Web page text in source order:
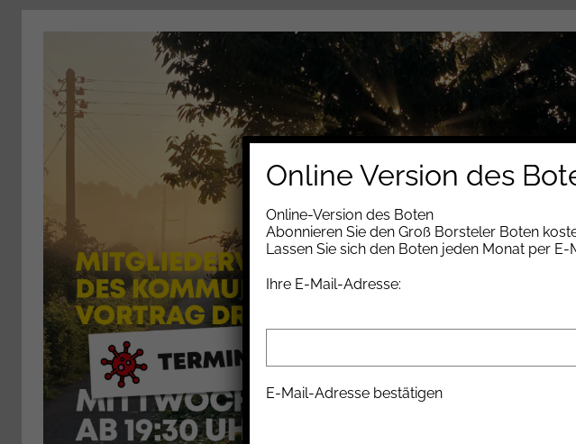
Online Version des
Online-Version des Boten
Abonnieren Sie den Groß Borsteler Boten
Lassen Sie sich den Boten jeden Monat per E-
Ihre E-Mail-Adresse:
E-Mail-Adresse bestätigen